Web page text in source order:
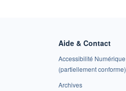
Aide & Contact
Accessibilité Numérique
(partiellement conforme)
Archives